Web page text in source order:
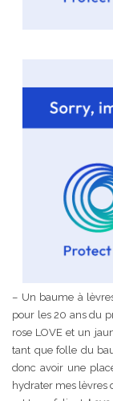
– Un baume à
pour les 20 ans du
rose LOVE et un
tant que folle du
donc avoir une
hydrater mes lèvres